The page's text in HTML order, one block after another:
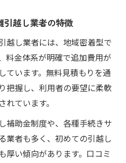
引越し業者の特徴
越し業者には、地域密着型で
料金体系が明確で追加費用が
ています。無料見積もりを通
把握し、利用者の要望に柔軟
ています。
補助金制度や、各種手続きサ
業者も多く、初めての引越し
厚い傾向があります。口コミ